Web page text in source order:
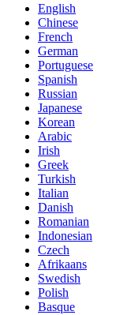
English
Chinese
French
German
Portuguese
Spanish
Russian
Japanese
Korean
Arabic
Irish
Greek
Turkish
Italian
Danish
Romanian
Indonesian
Czech
Afrikaans
Swedish
Polish
Basque